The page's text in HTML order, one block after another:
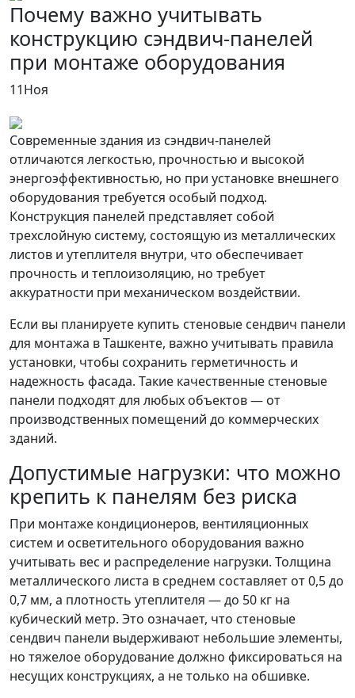
Почему важно учитывать
конструкцию сэндвич-панелей
при монтаже оборудования
11Ноя
Современные здания из сэндвич-панелей
отличаются легкостью, прочностью и высокой
энергоэффективностью, но при установке внешнего
оборудования требуется особый подход.
Конструкция панелей представляет собой
трехслойную систему, состоящую из металлических
листов и утеплителя внутри, что обеспечивает
прочность и теплоизоляцию, но требует
аккуратности при механическом воздействии.
Если вы планируете купить стеновые сендвич панели
для монтажа в Ташкенте, важно учитывать правила
установки, чтобы сохранить герметичность и
надежность фасада. Такие качественные стеновые
панели подходят для любых объектов — от
производственных помещений до коммерческих
зданий.
Допустимые нагрузки: что можно
крепить к панелям без риска
При монтаже кондиционеров, вентиляционных
систем и осветительного оборудования важно
учитывать вес и распределение нагрузки. Толщина
металлического листа в среднем составляет от 0,5 до
0,7 мм, а плотность утеплителя — до 50 кг на
кубический метр. Это означает, что стеновые
сендвич панели выдерживают небольшие элементы,
но тяжелое оборудование должно фиксироваться на
несущих конструкциях, а не только на обшивке.